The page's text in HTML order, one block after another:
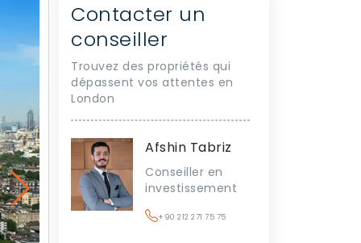
Contacter un
conseiller
Trouvez des propriétés qui
dépassent vos attentes en
London
Afshin Tabriz
Conseiller en
investissement
+90 212 271 75 75